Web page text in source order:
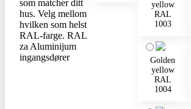
som matcher ditt
hus. Velg mellom
hvilken som helst
RAL-farge. RAL
za Aluminijum
ingangsdører
yellow
RAL
1003
Golden
yellow
RAL
1004